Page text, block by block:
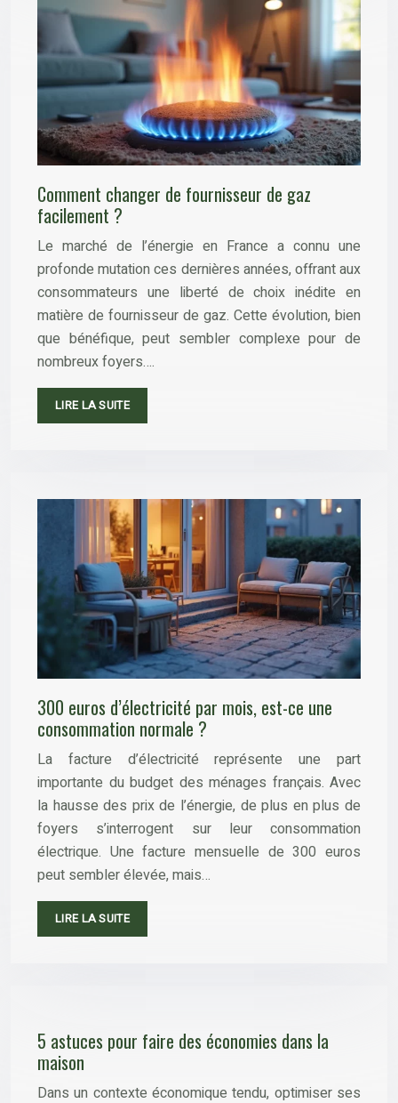
Comment changer de fournisseur de gaz
facilement ?
Le marché de l’énergie en France a connu une
profonde mutation ces dernières années, offrant aux
consommateurs une liberté de choix inédite en
matière de fournisseur de gaz. Cette évolution, bien
que bénéfique, peut sembler complexe pour de
nombreux foyers….
LIRE LA SUITE
300 euros d’électricité par mois, est-ce une
consommation normale ?
La facture d’électricité représente une part
importante du budget des ménages français. Avec
la hausse des prix de l’énergie, de plus en plus de
foyers s’interrogent sur leur consommation
électrique. Une facture mensuelle de 300 euros
peut sembler élevée, mais…
LIRE LA SUITE
5 astuces pour faire des économies dans la
maison
Dans un contexte économique tendu, optimiser ses